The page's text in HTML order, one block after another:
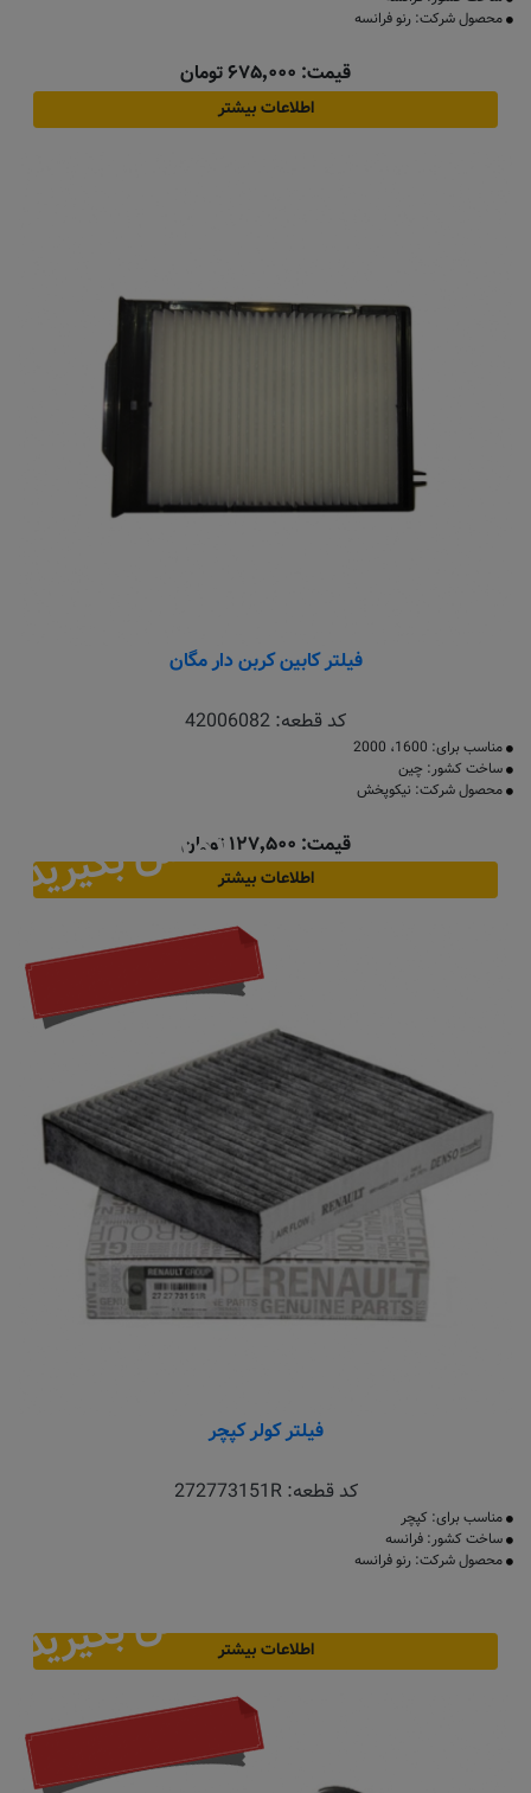
محصول شرکت: رنو فرانسه
قیمت: ۶۷۵٬۰۰۰ تومان
اطلاعات بیشتر
فیلتر کابین کربن دار مگان
کد قطعه: 42006082
مناسب برای: 1600، 2000
ساخت کشور: چین
محصول شرکت: نیکوپخش
قیمت: ۱۲۷٬۵۰۰ تومان
اطلاعات بیشترتماس بگیرید
فیلتر کولر کپچر
کد قطعه:272773151R
مناسب برای: کپچر
ساخت کشور: فرانسه
محصول شرکت: رنو فرانسه
اطلاعات بیشترتماس بگیرید